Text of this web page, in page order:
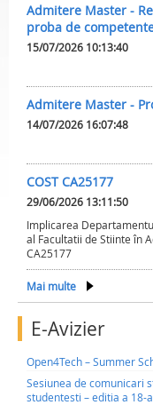
Admitere Master -
proba de
15/07/2026 10:13:40
Admitere Master -
14/07/2026 16:07:48
COST CA25177
29/06/2026 13:11:50
Implicarea
al Facultatii de Stiinte în
CA25177
Mai multe
E-Avizier
Open4Tech – Summer
Sesiunea de comunicari
studentesti – editia a 18-a